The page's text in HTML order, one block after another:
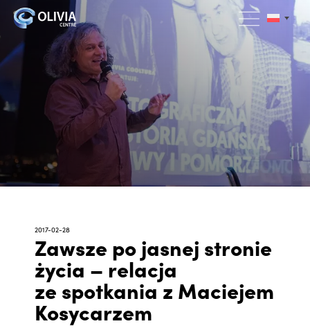
2017-02-28
Zawsze po jasnej stronie
życia – relacja
ze spotkania z Maciejem
Kosycarzem